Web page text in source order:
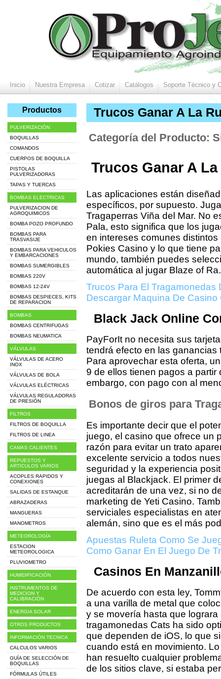
Inicio Nuestra Empresa Cotizar Catálogos Soporte Técnico y
Trucos Ganar A La
Categoría del Producto:
Trucos Ganar A
Las aplicaciones están
específicos, por supuesto.
Tragaperras Viña del Mar. No
Pala, esto significa que los
en intereses comunes
Pokies Casino y lo que tiene
mundo, también puedes
automática al jugar Blaze of Ra.
Trucos Para El Tragamonedas
Descargar Maquina De Casino
Black Jack Online
PayForIt no necesita sus
tendrá efecto en las
Para aprovechar esta oferta,
9 de ellos tienen pagos a
embargo, con pago con al
Bonos de giros para
Es importante decir que el
juego, el casino que ofrece un
razón para evitar un trato
excelente servicio a todos
seguridad y la experiencia
juegas al Blackjack. El primer
acreditarán de una vez, si no
marketing de Yeti Casino.
serviciales especialistas en
alemán, sino que es el más
Apuestas Ruleta Como Se
Como Ganar En El Juego De
Casinos En
De acuerdo con esta ley,
a una varilla de metal que
y se movería hasta que
tragamonedas Cats ha sido
que dependen de iOS, lo que
cuando está en movimiento.
han resuelto cualquier
de los sitios clave, si estaba
Productos
PULVERIZACIÓN
BOQUILLAS
COMANDOS
CUERPOS DE BOQUILLA
PISTOLAS
PULVERIZADORAS
TAPAS Y TUERCAS
BOMBAS ELECTRICAS
PULVERIZACION DE
AGROQUIMICOS
BOMBA POZO PROFUNDO
BOMBAS PARA
TRASVASIJE
BOMBAS PARA VEHICULOS
Y EMBARCACIONES
BOMBAS SUMERGIBLES
BOMBAS 220V
BOMBAS 12-24V
BOMBAS DESPIECES, KITS
DE REPARACION
BOMBAS
BOMBAS CENTRIFUGAS
BOMBAS NEUMATICA
VÁLVULAS
VÁLVULAS DE ACERO
INOX
VÁLVULAS DE BOLA
VÁLVULAS ELÉCTRICAS
VÁLVULAS REGULADORAS
DE PRESIÓN
FILTROS
FILTROS DE BOQUILLA
FILTROS DE LINEA
CAMAS CALIENTES
REPUESTOS Y
ARTICULOS VARIOS
ACOPLES RAPIDOS Y
CONEXIONES
SALIDAS DE ESTANQUE
ABRAZADERAS
MANGUERAS
MANOMETROS
METEOROLOGÍA
ESTACION
METEOROLOGICA
PLUVIOMETRO
HUMIDIFICACIÓN
INSTRUMENTOS DE
MEDICION Y
CALIBRACIÓN
ENERGIA SOLAR
OTROS PRODUCTOS
INFORMACIÓN TECNICA
CALCULOS VARIOS
GUÍA DE SELECCIÓN DE
BOQUILLAS
FÓRMULAS ÚTILES